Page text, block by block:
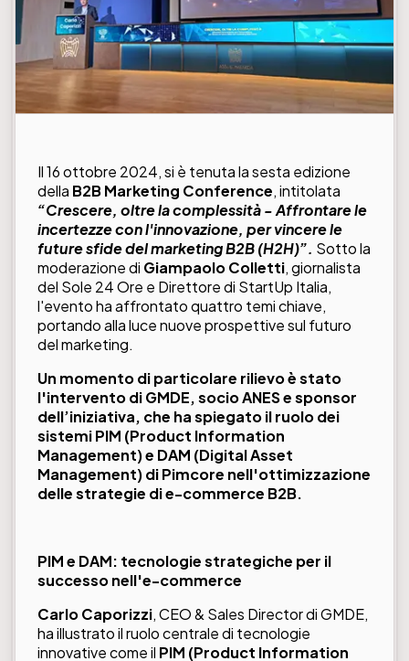
Il 16 ottobre 2024, si è tenuta la sesta edizione
della B2B Marketing Conference, intitolata
“Crescere, oltre la complessità - Affrontare le
incertezze con l'innovazione, per vincere le
future sfide del marketing B2B (H2H)”. Sotto la
moderazione di Giampaolo Colletti, giornalista
del Sole 24 Ore e Direttore di StartUp Italia,
l'evento ha affrontato quattro temi chiave,
portando alla luce nuove prospettive sul futuro
del marketing.
Un momento di particolare rilievo è stato
l'intervento di GMDE, socio ANES e sponsor
dell’iniziativa, che ha spiegato il ruolo dei
sistemi PIM (Product Information
Management) e DAM (Digital Asset
Management) di Pimcore nell'ottimizzazione
delle strategie di e-commerce B2B.
PIM e DAM: tecnologie strategiche per il
successo nell'e-commerce
Carlo Caporizzi, CEO & Sales Director di GMDE,
ha illustrato il ruolo centrale di tecnologie
innovative come il PIM (Product Information